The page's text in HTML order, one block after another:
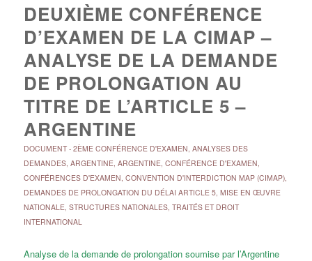
DEUXIÈME CONFÉRENCE
D’EXAMEN DE LA CIMAP –
ANALYSE DE LA DEMANDE
DE PROLONGATION AU
TITRE DE L’ARTICLE 5 –
ARGENTINE
DOCUMENT- 2ÈME CONFÉRENCE D'EXAMEN, ANALYSES DES
DEMANDES, ARGENTINE, ARGENTINE, CONFÉRENCE D'EXAMEN,
CONFÉRENCES D'EXAMEN, CONVENTION D'INTERDICTION MAP (CIMAP),
DEMANDES DE PROLONGATION DU DÉLAI ARTICLE 5, MISE EN ŒUVRE
NATIONALE, STRUCTURES NATIONALES, TRAITÉS ET DROIT
INTERNATIONAL
Analyse de la demande de prolongation soumise par l’Argentine